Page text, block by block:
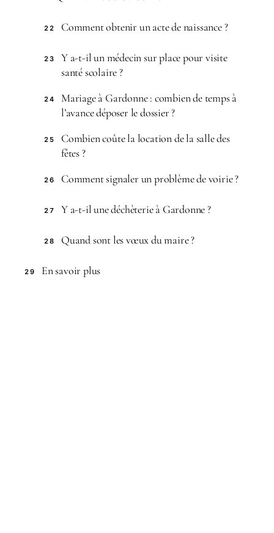
22 Comment obtenir un acte de naissance ?
23
Y a-t-il un médecin sur place pour visite
santé scolaire ?
24
Mariage à Gardonne : combien de temps à
l’avance déposer le dossier ?
25
Combien coûte la location de la salle des
fêtes ?
26 Comment signaler un problème de voirie ?
27 Y a-t-il une déchèterie à Gardonne ?
28 Quand sont les vœux du maire ?
29 En savoir plus